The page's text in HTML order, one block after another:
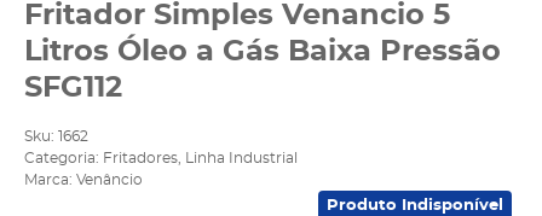
Fritador Simples Venancio 5
Litros Óleo a Gás Baixa Pressão
SFG112
Sku:
1662
Categoria: Fritadores
Linha Industrial
Marca: Venâncio
Produto Indisponível